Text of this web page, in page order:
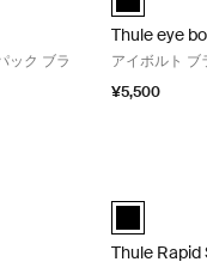
ック ブラ
Thule eye
アイボルト ブ
¥5,500
ラック Black
black
Thule Rapid